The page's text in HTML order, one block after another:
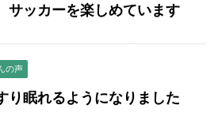
サッカーを楽しめています
の声
り眠れるようになりました